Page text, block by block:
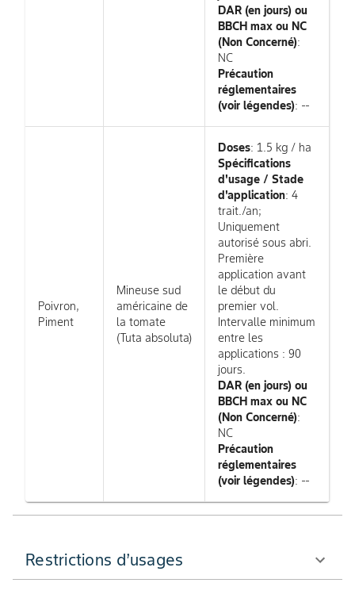
DAR (en jours) ou
BBCH max ou NC
(Non Concerné):
NC
Précaution
réglementaires
(voir légendes): --
Poivron,
Piment
Mineuse sud
américaine de
la tomate
(Tuta absoluta)
Doses: 1.5 kg / ha
Spécifications
d'usage / Stade
d'application: 4
trait./an;
Uniquement
autorisé sous abri.
Première
application avant
le début du
premier vol.
Intervalle minimum
entre les
applications : 90
jours.
DAR (en jours) ou
BBCH max ou NC
(Non Concerné):
NC
Précaution
réglementaires
(voir légendes): --
Restrictions d’usages